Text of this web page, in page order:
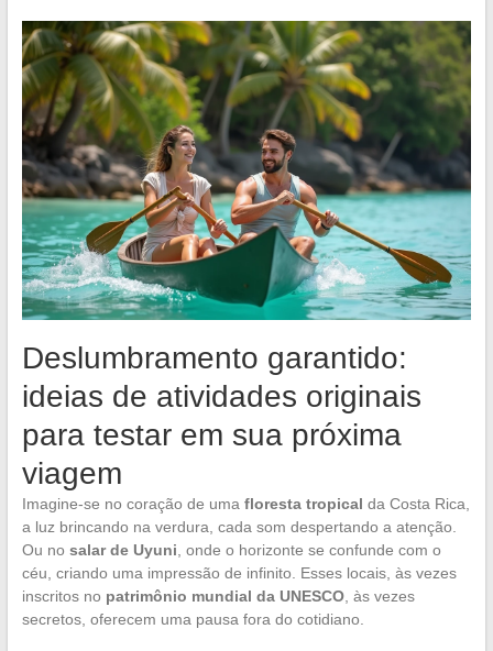
Deslumbramento garantido:
ideias de atividades originais
para testar em sua próxima
viagem
Imagine-se no coração de uma floresta tropical da Costa Rica,
a luz brincando na verdura, cada som despertando a atenção.
Ou no salar de Uyuni , onde o horizonte se confunde com o
céu, criando uma impressão de infinito. Esses locais, às vezes
inscritos no patrimônio mundial da UNESCO, às vezes
secretos, oferecem uma pausa fora do cotidiano.